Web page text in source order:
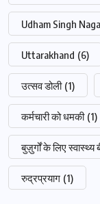
Udham Singh
Uttarakhand (6)
उत्सव डोली (1)
कर्मचारी को धमकी (1)
बुज़ुर्गों के लिए स्वास्थ्य
रुद्रप्रयाग (1)